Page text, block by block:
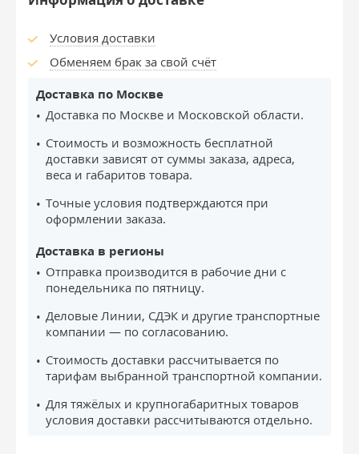
Условия доставки
Обменяем брак за свой счёт
Доставка по Москве
Доставка по Москве и Московской области.
Стоимость и возможность бесплатной
доставки зависят от суммы заказа, адреса,
веса и габаритов товара.
Точные условия подтверждаются при
оформлении заказа.
Доставка в регионы
Отправка производится в рабочие дни с
понедельника по пятницу.
Деловые Линии, СДЭК и другие транспортные
компании — по согласованию.
Стоимость доставки рассчитывается по
тарифам выбранной транспортной компании.
Для тяжёлых и крупногабаритных товаров
условия доставки рассчитываются отдельно.